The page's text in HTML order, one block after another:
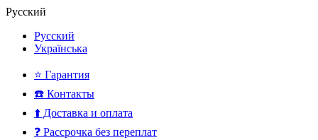
Русский
Русский
Українська
⭐ Гарантия
☎️ Контакты
⬆️ Доставка и оплата
❓ Рассрочка без переплат